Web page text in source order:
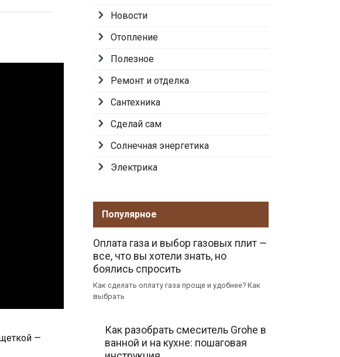
—
Новости
Отопление
Полезное
Ремонт и отделка
Сантехника
Сделай сам
Солнечная энергетика
Электрика
Популярное
Оплата газа и выбор газовых плит —
все, что вы хотели знать, но
боялись спросить
Как сделать оплату газа проще и удобнее? Как
выбрать
Как разобрать смеситель Grohe в
ванной и на кухне: пошаговая